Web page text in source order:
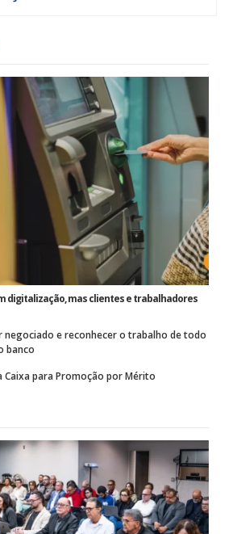
digitalização, mas clientes e trabalhadores
negociado e reconhecer o trabalho de todo
banco
Caixa para Promoção por Mérito